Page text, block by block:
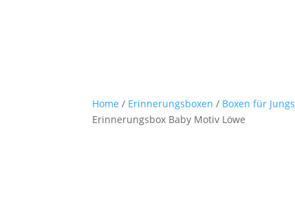
Home / Erinnerungsboxen / Boxen für Jungs
Erinnerungsbox Baby Motiv Löwe